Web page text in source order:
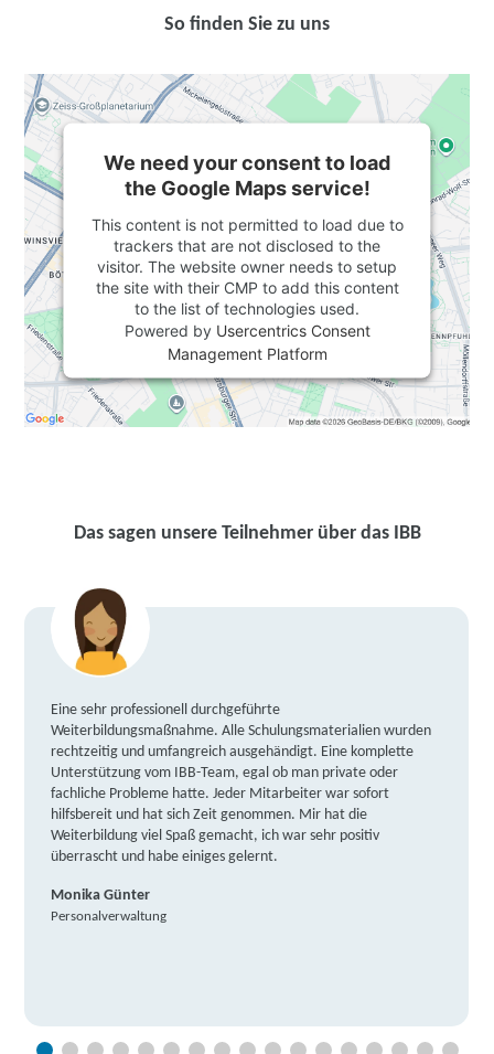
So finden Sie zu uns
We need your consent to load
the Google Maps service!
This content is not permitted to load due to
trackers that are not disclosed to the
visitor. The website owner needs to setup
the site with their CMP to add this content
to the list of technologies used.
Powered by Usercentrics Consent
Management Platform
Das sagen unsere Teilnehmer über das IBB
Eine sehr professionell durchgeführte
Weiterbildungsmaßnahme. Alle Schulungsmaterialien wurden
rechtzeitig und umfangreich ausgehändigt. Eine komplette
Unterstützung vom IBB-Team, egal ob man private oder
fachliche Probleme hatte. Jeder Mitarbeiter war sofort
hilfsbereit und hat sich Zeit genommen. Mir hat die
Weiterbildung viel Spaß gemacht, ich war sehr positiv
überrascht und habe einiges gelernt.
Monika Günter
Personalverwaltung